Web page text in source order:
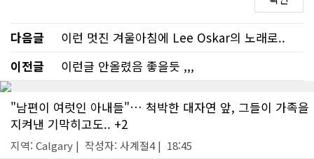
다음글
이런 멋진 겨울아침에 Lee Oskar의 노래로..
이전글
이런글 안올렸음 좋을듯 ,,,
"남편이 여럿인 아내들"… 척박한 대자연 앞, 그들이 가족을
지켜낸 기막히고도.. +2
지역: Calgary | 작성자: 사계절4 | 18:45